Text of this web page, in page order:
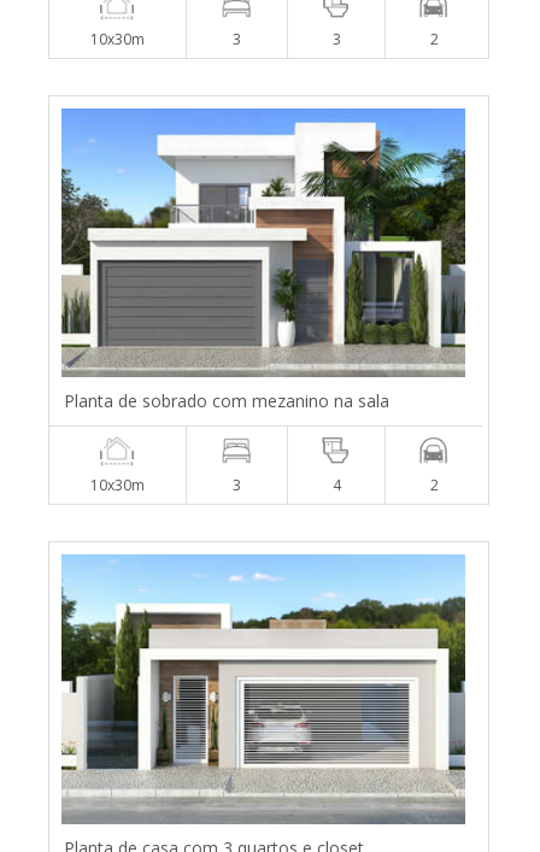
10x30m 3 3 2
Planta de sobrado com mezanino na sala
10x30m 3 4 2
Planta de casa com 3 quartos e closet